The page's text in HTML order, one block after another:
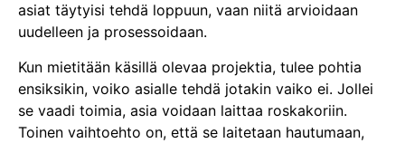
asiat täytyisi tehdä loppuun, vaan niitä arvioidaan
uudelleen ja prosessoidaan.
Kun mietitään käsillä olevaa projektia, tulee pohtia
ensiksikin, voiko asialle tehdä jotakin vaiko ei. Jollei
se vaadi toimia, asia voidaan laittaa roskakoriin.
Toinen vaihtoehto on, että se laitetaan hautumaan,